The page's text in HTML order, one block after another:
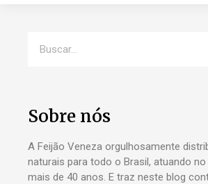
Sobre nós
A Feijão Veneza orgulhosamente
naturais para todo o Brasil, atuando
mais de 40 anos. E traz neste blog